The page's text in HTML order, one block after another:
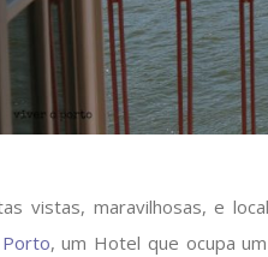
vistas, maravilhosas, e
, um Hotel que ocupa